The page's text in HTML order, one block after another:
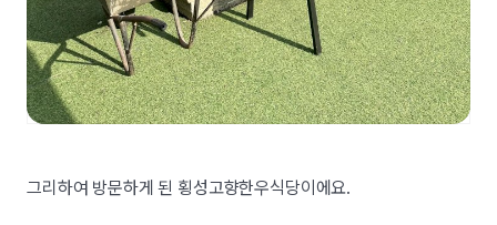
그리하여 방문하게 된 횡성고향한우식당이에요.